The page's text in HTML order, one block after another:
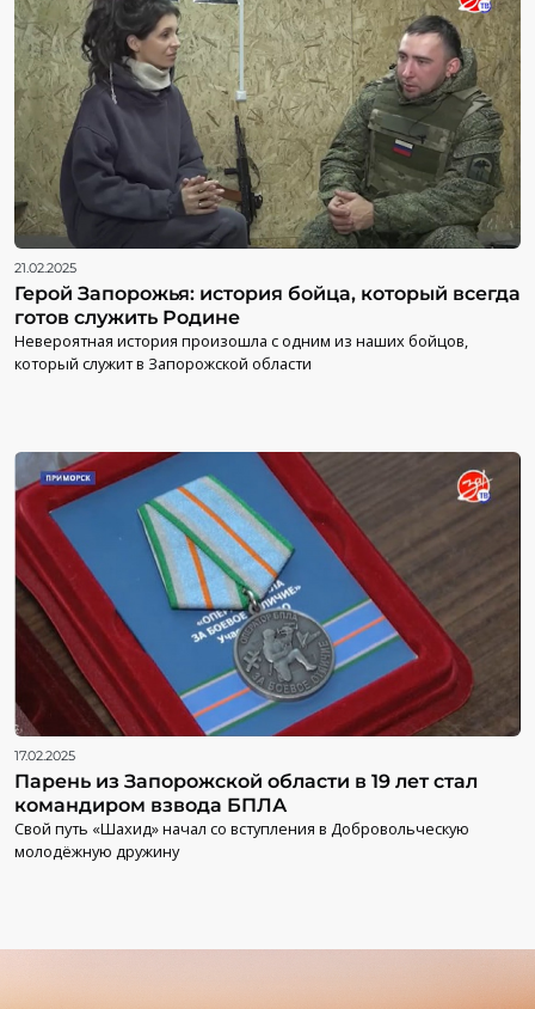
21.02.2025
Герой Запорожья: история бойца, который всегда
готов служить Родине
Невероятная история произошла с одним из наших бойцов,
который служит в Запорожской области
17.02.2025
Парень из Запорожской области в 19 лет стал
командиром взвода БПЛА
Свой путь «Шахид» начал со вступления в Добровольческую
молодёжную дружину